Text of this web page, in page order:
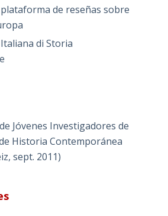
de reseñas sobre
di Storia
Jóvenes Investigadores de
Historia Contemporánea
sept. 2011)